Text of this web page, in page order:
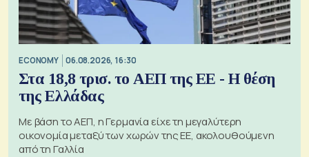
ECONOMY 06.08.2026, 16:30
Στα 18,8 τρισ. το ΑΕΠ της ΕΕ - Η θέση
της Ελλάδας
Με βάση το ΑΕΠ, η Γερμανία είχε τη μεγαλύτερη
οικονομία μεταξύ των χωρών της ΕΕ, ακολουθούμενη
από τη Γαλλία